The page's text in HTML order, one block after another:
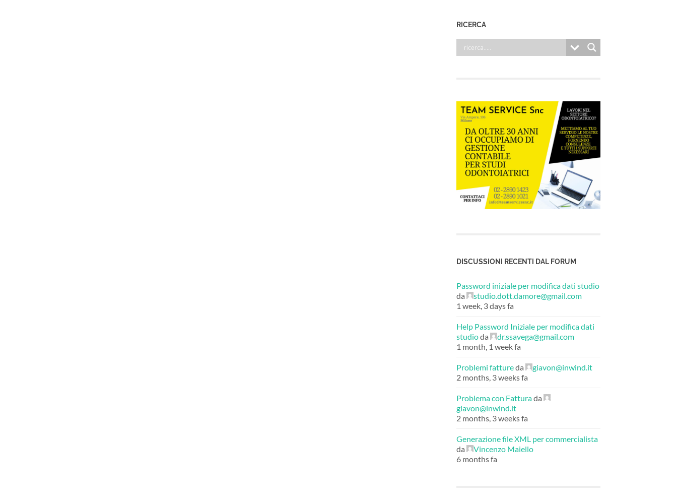
RICERCA
DISCUSSIONI RECENTI DAL FORUM
Password iniziale per modifica dati studio
da
studio.dott.damore@gmail.com
1 week, 3 days fa
Help Password Iniziale per modifica dati
studioda
dr.ssavega@gmail.com
1 month, 1 week fa
Problemi fattureda
giavon@inwind.it
2 months, 3 weeks fa
Problema con Fatturada
giavon@inwind.it
2 months, 3 weeks fa
Generazione file XML per commercialista
da
Vincenzo Maiello
6 months fa